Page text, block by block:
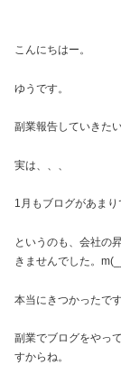
こんにちはー。
ゆうです。
副業報告していきた
実は、、、
1月もブログがあまり
というのも、会社の
きませんでした。
本当にきつかったです
副業でブログをやっ
すからね。